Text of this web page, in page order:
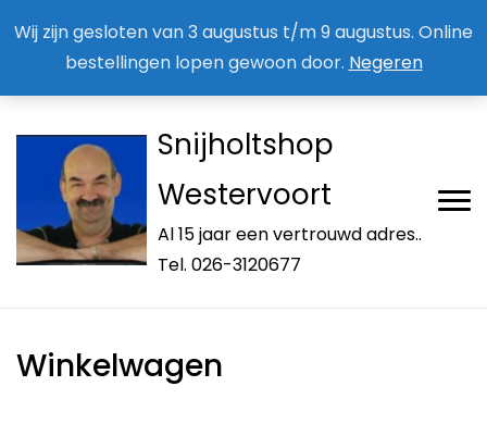
Wij zijn gesloten van 3 augustus t/m 9 augustus. Online
bestellingen lopen gewoon door. Negeren
Snijholtshop
Westervoort
Al 15 jaar een vertrouwd adres..
Tel. 026-3120677
Winkelwagen